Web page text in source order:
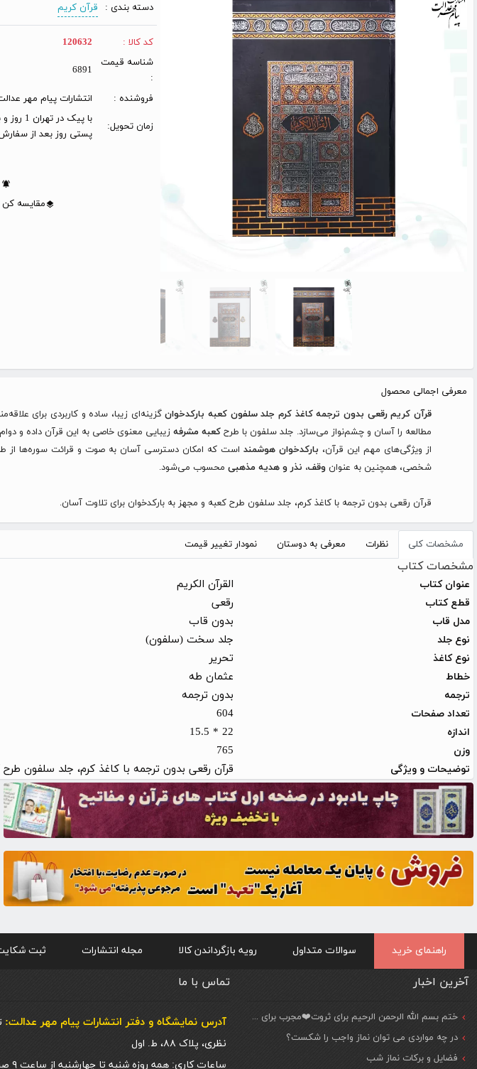
دسته بندی :
قرآن کریم
کد کالا :
120632
شناسه قیمت
:
6891
فروشنده : انتشارات پیام مهر
زمان تحویل:
پستی روز بعد از
مقایسه کن
معرفی اجمالی محصول
قرآن کریم رقعی بدون ترجمه کاغذ کرم جلد سلفون کعبه بارکدخوانگزینه‌ای زیبا، ساده و کاربردی برای
مطالعه را آسان و چشم‌نواز می‌سازد. جلد سلفون با طرح کعبه مشرفه زیبایی معنوی خاصی به این قرآن داده و
از ویژگی‌های مهم این قرآن، بارکدخوان هوشمند است که امکان دسترسی آسان به صوت و قرائت سوره‌ها از
شخصی، همچنین به عنوان وقف، نذر و هدیه مذهبی محسوب می‌شود.
قرآن رقعی بدون ترجمه با کاغذ کرم، جلد سلفون طرح کعبه و مجهز به بارکدخوان برای تلاوت آسان.
مشخصات کلی نظرات معرفی به دوستان نمودار تغییر قیمت
مشخصات کتاب
عنوان کتاب القرآن الکریم
قطع کتاب رقعی
مدل قاب بدون قاب
نوع جلد جلد سخت (سلفون)
نوع کاغذ تحریر
خطاط عثمان طه
ترجمه بدون ترجمه
تعداد صفحات 604
اندازه 22 * 15.5
وزن 765
توضیحات و ویژگی قرآن رقعی بدون ترجمه با کاغذ کرم، جلد سلفون
راهنمای خرید سوالات متداول رویه بازگرداندن کالا مجله انتشارات ثبت
آخرین اخبار
ختم بسم الله الرحمن الرحیم برای ثروت❤️مجرب برای حاجات مهم و فوری
در چه مواردی می توان نماز واجب را شکست؟
فضایل و برکات نماز شب
تماس با ما
آدرس نمایشگاه و دفتر انتشارات پيام مهر عدالت:
نظری، پلاک ۸۸، ط. اول
ساعات کاری: همه روزه شنبه تا چهارشنبه از ساعت ۹ صبح الی ۱۷ عصر و پنج شنبه ها تا ۱۲ ظهر